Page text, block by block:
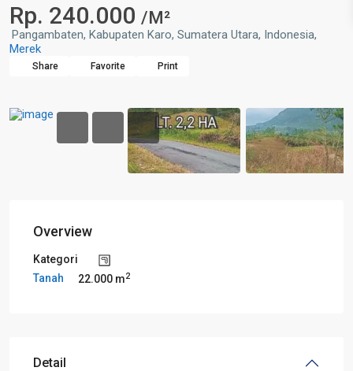
Rp. 240.000 /M²
Pangambaten, Kabupaten Karo, Sumatera Utara, Indonesia,
Merek
Share Favorite Print
Overview
Kategori
Tanah
22.000 m2
Detail